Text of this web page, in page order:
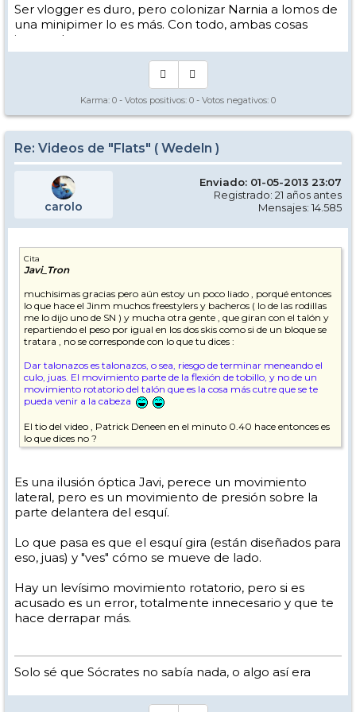
Ser vlogger es duro, pero colonizar Narnia a lomos de
una minipimer lo es más. Con todo, ambas cosas
intento hacer.
Yo hago esquí extremo : voy de extremo a extremo
Los caminos del esquí son inescrotables ...
Karma: 0 - Votos positivos: 0 - Votos negativos: 0
Re: Videos de "Flats" ( Wedeln )
carolo
Enviado: 01-05-2013 23:07
Registrado: 21 años antes
Mensajes: 14.585
Cita
Javi_Tron
muchisimas gracias pero aún estoy un poco liado , porqué entonces
lo que hace el Jinm muchos freestylers y bacheros ( lo de las rodillas
me lo dijo uno de SN ) y mucha otra gente , que giran con el talón y
repartiendo el peso por igual en los dos skis como si de un bloque se
tratara , no se corresponde con lo que tu dices :
Dar talonazos es talonazos, o sea, riesgo de terminar meneando el
culo, juas. El movimiento parte de la flexión de tobillo, y no de un
movimiento rotatorio del talón que es la cosa más cutre que se te
pueda venir a la cabeza
El tio del video , Patrick Deneen en el minuto 0.40 hace entonces es
lo que dices no ?
Es una ilusión óptica Javi, perece un movimiento
lateral, pero es un movimiento de presión sobre la
parte delantera del esquí.
Lo que pasa es que el esquí gira (están diseñados para
eso, juas) y "ves" cómo se mueve de lado.
Hay un levísimo movimiento rotatorio, pero si es
acusado es un error, totalmente innecesario y que te
hace derrapar más.
Solo sé que Sócrates no sabía nada, o algo así era